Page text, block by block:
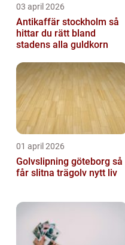
03 april 2026
Antikaffär stockholm så
hittar du rätt bland
stadens alla guldkorn
01 april 2026
Golvslipning göteborg så
får slitna trägolv nytt liv